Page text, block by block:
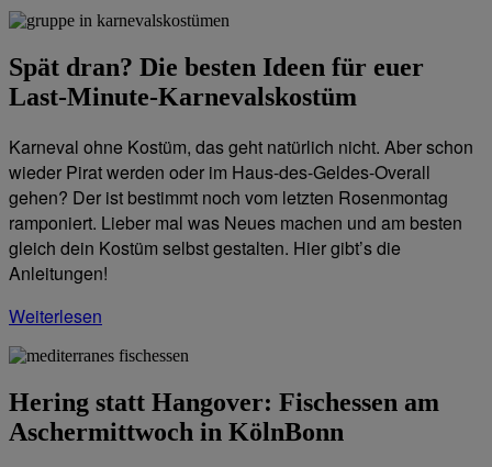
Spät dran? Die besten Ideen für euer
Last-Minute-Karnevalskostüm
Karneval ohne Kostüm, das geht natürlich nicht. Aber schon
wieder Pirat werden oder im Haus-des-Geldes-Overall
gehen? Der ist bestimmt noch vom letzten Rosenmontag
ramponiert. Lieber mal was Neues machen und am besten
gleich dein Kostüm selbst gestalten. Hier gibt’s die
Anleitungen!
Weiterlesen
Hering statt Hangover: Fischessen am
Aschermittwoch in KölnBonn